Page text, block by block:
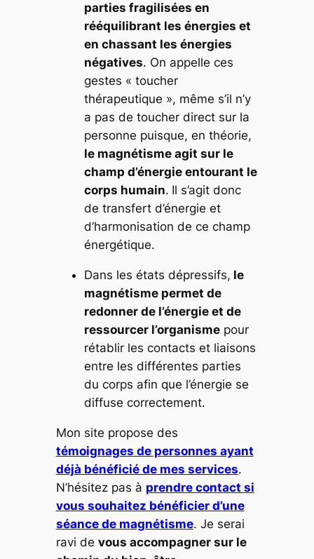
parties fragilisées en
rééquilibrant les énergies et
en chassant les énergies
négatives. On appelle ces
gestes « toucher
thérapeutique », même s’il n’y
a pas de toucher direct sur la
personne puisque, en théorie,
le magnétisme agit sur le
champ d’énergie entourant le
corps humain. Il s’agit donc
de transfert d’énergie et
d’harmonisation de ce champ
énergétique.
Dans les états dépressifs, le
magnétisme permet de
redonner de l’énergie et de
ressourcer l’organismepour
rétablir les contacts et liaisons
entre les différentes parties
du corps afin que l’énergie se
diffuse correctement.
Mon site propose des
témoignages de personnes ayant
déjà bénéficié de mes services.
N’hésitez pas à prendre contact si
vous souhaitez bénéficier d’une
séance de magnétisme. Je serai
ravi de vous accompagner sur le